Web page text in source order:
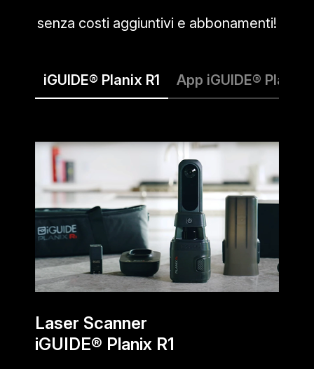
senza costi aggiuntivi e abbonamenti!
iGUIDE® Planix R1 App iGUIDE® Planix
Laser Scanner
iGUIDE® Planix R1